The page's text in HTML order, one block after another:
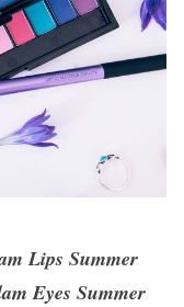
Lips Summer
Eyes Summer